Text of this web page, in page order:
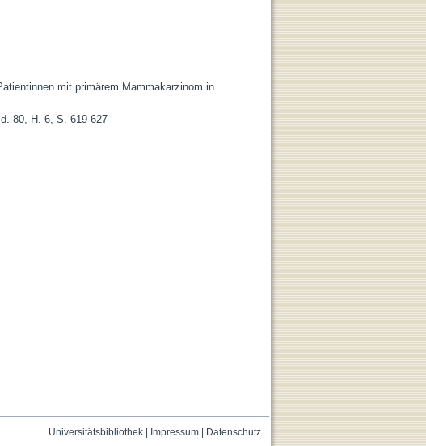
mit primärem Mammakarzinom in
80, H. 6, S. 619-627
Universitätsbibliothek| Impressum| Datenschutz